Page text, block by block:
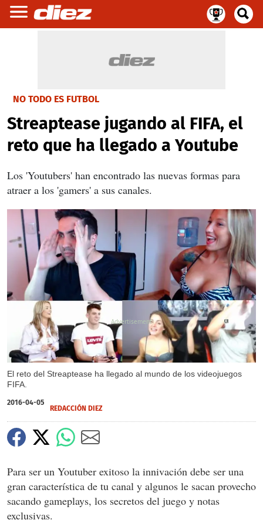
NO TODO ES FUTBOL
Streaptease jugando al FIFA, el
reto que ha llegado a Youtube
Los 'Youtubers' han encontrado las nuevas formas para
atraer a los 'gamers' a sus canales.
El reto del Streaptease ha llegado al mundo de los videojuegos
FIFA.
X
2016-04-05
REDACCIÓN DIEZ
Para ser un Youtuber exitoso la innivación debe ser una
gran característica de tu canal y algunos le sacan provecho
sacando gameplays, los secretos del juego y notas
exclusivas.